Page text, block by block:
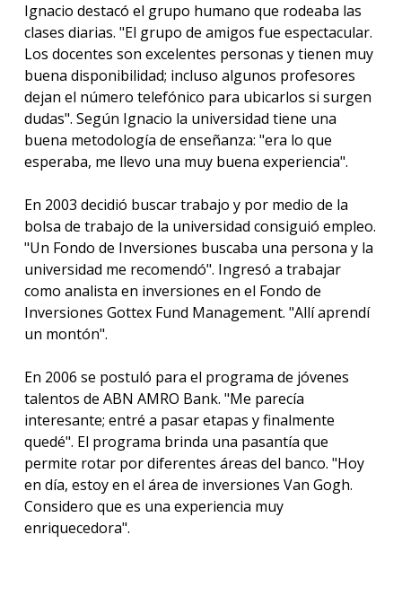
Ignacio destacó el grupo humano que rodeaba las
clases diarias. "El grupo de amigos fue espectacular.
Los docentes son excelentes personas y tienen muy
buena disponibilidad; incluso algunos profesores
dejan el número telefónico para ubicarlos si surgen
dudas". Según Ignacio la universidad tiene una
buena metodología de enseñanza: "era lo que
esperaba, me llevo una muy buena experiencia".
En 2003 decidió buscar trabajo y por medio de la
bolsa de trabajo de la universidad consiguió empleo.
"Un Fondo de Inversiones buscaba una persona y la
universidad me recomendó". Ingresó a trabajar
como analista en inversiones en el Fondo de
Inversiones Gottex Fund Management. "Allí aprendí
un montón".
En 2006 se postuló para el programa de jóvenes
talentos de ABN AMRO Bank. "Me parecía
interesante; entré a pasar etapas y finalmente
quedé". El programa brinda una pasantía que
permite rotar por diferentes áreas del banco. "Hoy
en día, estoy en el área de inversiones Van Gogh.
Considero que es una experiencia muy
enriquecedora".